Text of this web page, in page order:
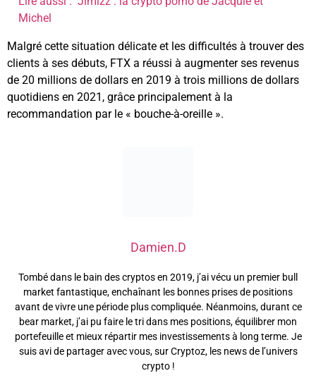
Michel
Malgré cette situation délicate et les difficultés à trouver des
clients à ses débuts, FTX a réussi à augmenter ses revenus
de 20 millions de dollars en 2019 à trois millions de dollars
quotidiens en 2021, grâce principalement à la
recommandation par le « bouche-à-oreille ».
Damien.D
Tombé dans le bain des cryptos en 2019, j’ai vécu un premier bull
market fantastique, enchaînant les bonnes prises de positions
avant de vivre une période plus compliquée. Néanmoins, durant ce
bear market, j’ai pu faire le tri dans mes positions, équilibrer mon
portefeuille et mieux répartir mes investissements à long terme. Je
suis avi de partager avec vous, sur Cryptoz, les news de l’univers
crypto !